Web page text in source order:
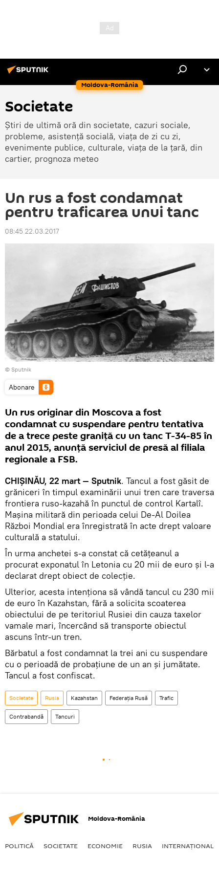
Moldova-România
Societate
Știri de ultimă oră din societate, cazuri sociale,
probleme, asistență socială, viața de zi cu zi,
evenimente publice, culturale, viața de la țară, din
cartier, prognoza meteo
Un rus a fost condamnat
pentru traficarea unui tanc
08:45 22.03.2017
© Sputnik
Abonare
Un rus originar din Moscova a fost
condamnat cu suspendare pentru tentativa
de a trece peste graniță cu un tanc T-34-85 în
anul 2015, anunță serviciul de presă al filiala
regionale a FSB.
CHIȘINĂU, 22 mart — Sputnik. Tancul a fost găsit de
grăniceri în timpul examinării unui tren care traversa
frontiera ruso-kazahă în punctul de control Kartalî.
Mașina militară din perioada celui De-Al Doilea
Război Mondial era înregistrată în acte drept valoare
culturală a statului.
În urma anchetei s-a constat că cetățeanul a
procurat exponatul în Letonia cu 20 mii de euro și l-a
declarat drept obiect de colecție.
Ulterior, acesta intenționa să vândă tancul cu 230 mii
de euro în Kazahstan, fără a solicita scoaterea
obiectului de pe teritoriul Rusiei din cauza taxelor
vamale mari, încercând să transporte obiectul
ascuns într-un tren.
Bărbatul a fost condamnat la trei ani cu suspendare
cu o perioadă de probațiune de un an și jumătate.
Tancul a fost confiscat.
Societate Rusia Kazahstan Federaţia Rusă Trafic
Contrabandă Tancuri
Moldova-România
POLITICĂ SOCIETATE ECONOMIE RUSIA INTERNAŢIONAL